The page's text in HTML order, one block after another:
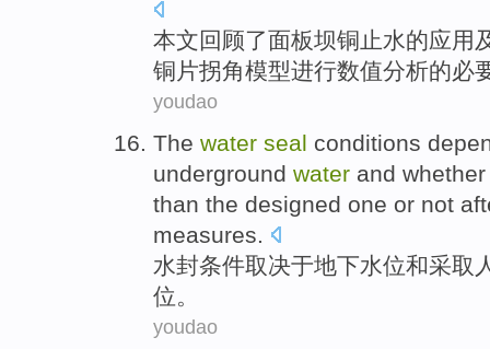
本文回顾了面板坝铜 止水的应用
铜片拐角模型进行数值分析的必
youdao
The water seal conditions
underground water and whether
than the designed one or not
measures.
水封条件取决于地下水位和采取
位。
youdao